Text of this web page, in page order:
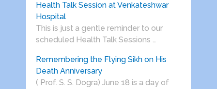
Health Talk Session at Venkateshwar
Hospital
This is just a gentle reminder to our
scheduled Health Talk Sessions …
Remembering the Flying Sikh on His
Death Anniversary
( Prof. S. S. Dogra) June 18 is a day of